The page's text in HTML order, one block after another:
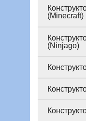
(Minecraft)
(Ninjago)